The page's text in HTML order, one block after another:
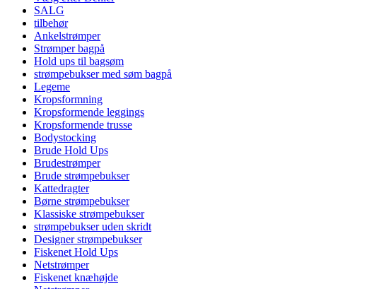
SALG
tilbehør
Ankelstrømper
Strømper bagpå
Hold ups til bagsøm
strømpebukser med søm bagpå
Legeme
Kropsformning
Kropsformende leggings
Kropsformende trusse
Bodystocking
Brude Hold Ups
Brudestrømper
Brude strømpebukser
Kattedragter
Børne strømpebukser
Klassiske strømpebukser
strømpebukser uden skridt
Designer strømpebukser
Fiskenet Hold Ups
Netstrømper
Fiskenet knæhøjde